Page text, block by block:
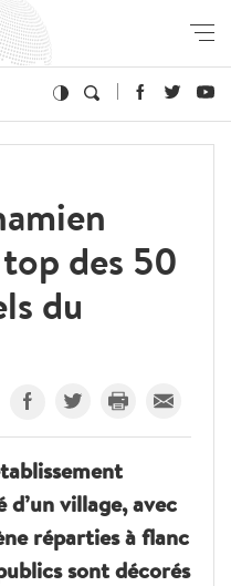
des 50
du
village, avec
réparties à flanc
sont décorés